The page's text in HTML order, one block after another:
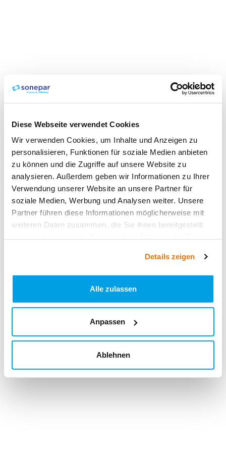
Diese Webseite verwendet Cookies
Wir verwenden Cookies, um Inhalte und Anzeigen zu
personalisieren, Funktionen für soziale Medien anbieten
zu können und die Zugriffe auf unsere Website zu
analysieren. Außerdem geben wir Informationen zu Ihrer
Verwendung unserer Website an unsere Partner für
soziale Medien, Werbung und Analysen weiter. Unsere
Partner führen diese Informationen möglicherweise mit
weiteren Daten zusammen, die Sie ihnen bereitgestellt
Details zeigen
Alle zulassen
Anpassen
Ablehnen